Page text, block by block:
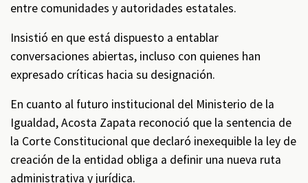
entre comunidades y autoridades estatales.
Insistió en que está dispuesto a entablar
conversaciones abiertas, incluso con quienes han
expresado críticas hacia su designación.
En cuanto al futuro institucional del Ministerio de la
Igualdad, Acosta Zapata reconoció que la sentencia de
la Corte Constitucional que declaró inexequible la ley de
creación de la entidad obliga a definir una nueva ruta
administrativa y jurídica.